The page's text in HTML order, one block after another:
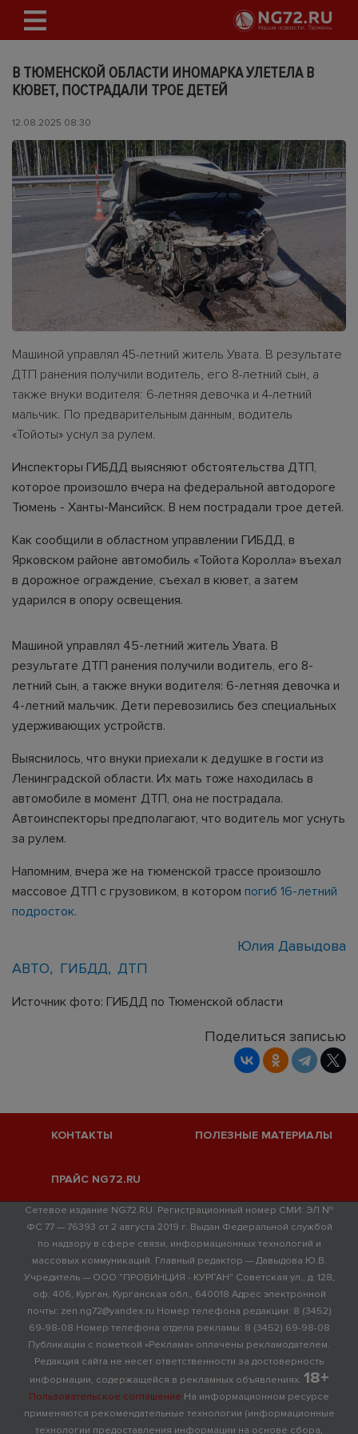
В ТЮМЕНСКОЙ ОБЛАСТИ ИНОМАРКА УЛЕТЕЛА В
КЮВЕТ, ПОСТРАДАЛИ ТРОЕ ДЕТЕЙ
12.08.2025 08:30
Машиной управлял 45-летний житель Увата. В результате
ДТП ранения получили водитель, его 8-летний сын, а
также внуки водителя: 6-летняя девочка и 4-летний
мальчик. По предварительным данным, водитель
«Тойоты» уснул за рулем.
Инспекторы ГИБДД выясняют обстоятельства ДТП,
которое произошло вчера на федеральной автодороге
Тюмень - Ханты-Мансийск. В нем пострадали трое детей.
Как сообщили в областном управлении ГИБДД, в
Ярковском районе автомобиль «Тойота Королла» въехал
в дорожное ограждение, съехал в кювет, а затем
ударился в опору освещения.
Машиной управлял 45-летний житель Увата. В
результате ДТП ранения получили водитель, его 8-
летний сын, а также внуки водителя: 6-летняя девочка и
4-летний мальчик. Дети перевозились без специальных
удерживающих устройств.
Выяснилось, что внуки приехали к дедушке в гости из
Ленинградской области. Их мать тоже находилась в
автомобиле в момент ДТП, она не пострадала.
Автоинспекторы предполагают, что водитель мог уснуть
за рулем.
Напомним, вчера же на тюменской трассе произошло
массовое ДТП с грузовиком, в котором погиб 16-летний
подросток.
Юлия Давыдова
АВТО
ГИБДД ДТП
Источник фото: ГИБДД по Тюменской области
Поделиться записью
КОНТАКТЫ ПОЛЕЗНЫЕ МАТЕРИАЛЫ
ПРАЙС NG72.RU
Сетевое издание NG72.RU. Регистрационный номер СМИ: ЭЛ №
ФС 77 — 76393 от 2 августа 2019 г. Выдан Федеральной службой
по надзору в сфере связи, информационных технологий и
массовых коммуникаций. Главный редактор — Давыдова Ю.В.
Учредитель — ООО "ПРОВИНЦИЯ - КУРГАН" Советская ул., д. 128,
оф. 406, Курган, Курганская обл., 640018 Адрес электронной
почты: zen.ng72@yandex.ru Номер телефона редакции: 8 (3452)
69-98-08 Номер телефона отдела рекламы: 8 (3452) 69-98-08
Публикации с пометкой «Реклама» оплачены рекламодателем.
Редакция сайта не несет ответственности за достоверность
информации, содержащейся в рекламных объявлениях. 18+
Пользовательское соглашение На информационном ресурсе
применяются рекомендательные технологии (информационные
технологии предоставления информации на основе сбора,